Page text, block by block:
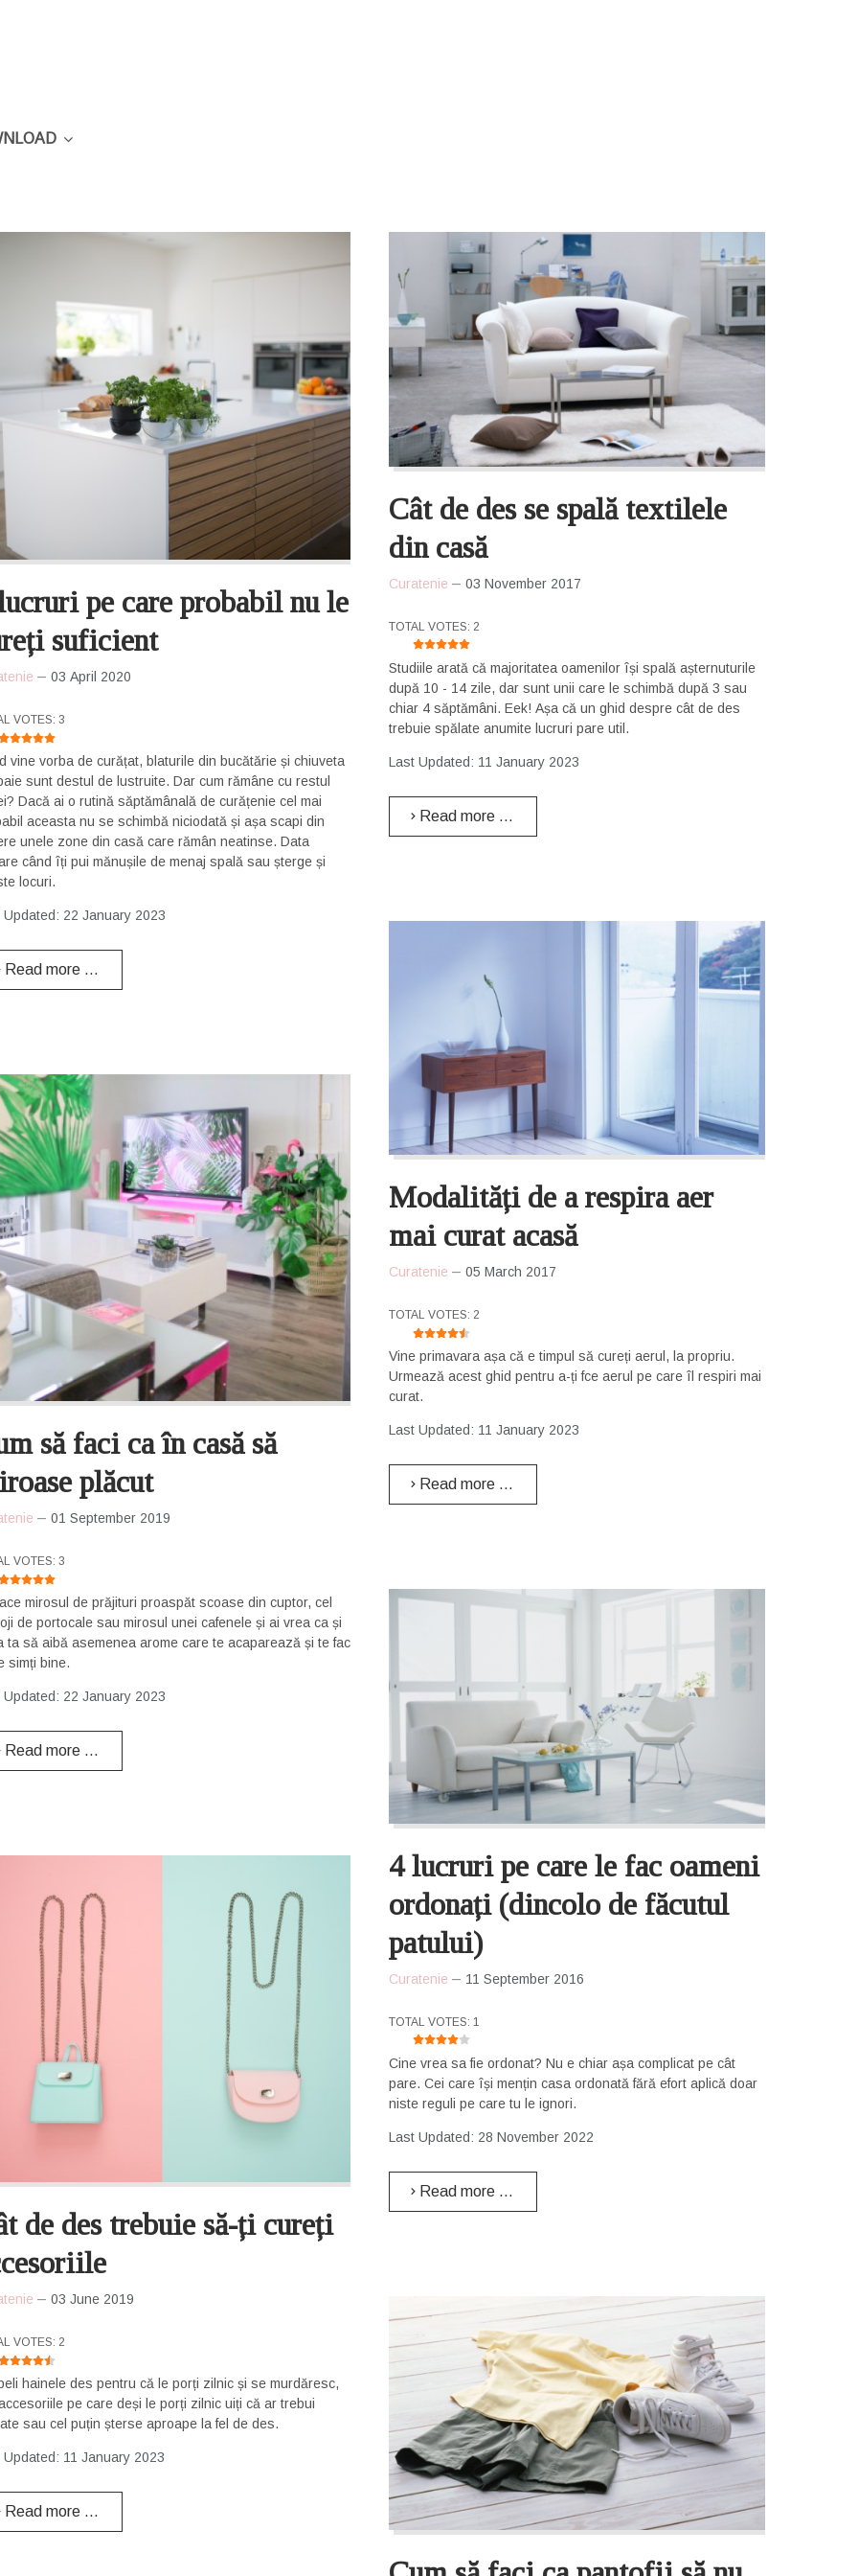
pe care probabil nu le
suficient
03 April 2020
RATING: 5
VOTES: 3
vine vorba de curățat, blaturile din bucătărie și chiuveta
sunt destul de lustruite. Dar cum rămâne cu restul
Dacă ai o rutină săptămânală de curățenie cel mai
aceasta nu se schimbă niciodată și așa scapi din
unele zone din casă care rămân neatinse. Data
când îți pui mănușile de menaj spală sau șterge și
locuri.
Updated: 22 January 2023
Read more …
să faci ca în casă să
plăcut
01 September 2019
RATING: 5
VOTES: 3
mirosul de prăjituri proaspăt scoase din cuptor, cel
de portocale sau mirosul unei cafenele și ai vrea ca și
ta să aibă asemenea arome care te acaparează și te fac
simți bine.
Updated: 22 January 2023
Read more …
de des trebuie să-ți cureți
03 June 2019
RATING: 4.5
VOTES: 2
hainele des pentru că le porți zilnic și se murdăresc,
pe care deși le porți zilnic uiți că ar trebui
sau cel puțin șterse aproape la fel de des.
Updated: 11 January 2023
Read more …
Cât de des se spală textilele
din casă
Curatenie 03 November 2017
USER RATING: 5
TOTAL VOTES: 2
Studiile arată că majoritatea oamenilor își spală așternuturile
după 10 - 14 zile, dar sunt unii care le schimbă după 3 sau
chiar 4 săptămâni. Eek! Așa că un ghid despre cât de des
trebuie spălate anumite lucruri pare util.
Last Updated: 11 January 2023
Read more …
Modalități de a respira aer
mai curat acasă
Curatenie 05 March 2017
USER RATING: 4.5
TOTAL VOTES: 2
Vine primavara așa că e timpul să cureți aerul, la propriu.
Urmează acest ghid pentru a-ți fce aerul pe care îl respiri mai
curat.
Last Updated: 11 January 2023
Read more …
4 lucruri pe care le fac oameni
ordonați (dincolo de făcutul
patului)
Curatenie 11 September 2016
USER RATING: 4
TOTAL VOTES: 1
Cine vrea sa fie ordonat? Nu e chiar așa complicat pe cât
pare. Cei care își mențin casa ordonată fără efort aplică doar
niste reguli pe care tu le ignori.
Last Updated: 28 November 2022
Read more …